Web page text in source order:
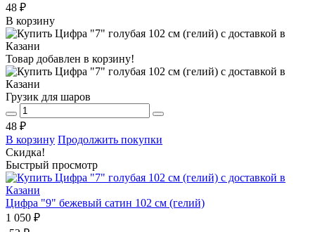
48 ₽
В корзину
Товар добавлен в корзину!
Грузик для шаров
48 ₽
В корзину Продолжить покупки
Скидка!
Быстрый просмотр
Цифра "9" бежевый сатин 102 см (гелий)
1 050 ₽